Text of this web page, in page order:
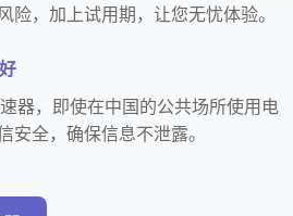
险，加上试用期，让您无忧体验。
器，即使在中国的公共场所使用电
安全，确保信息不泄露。